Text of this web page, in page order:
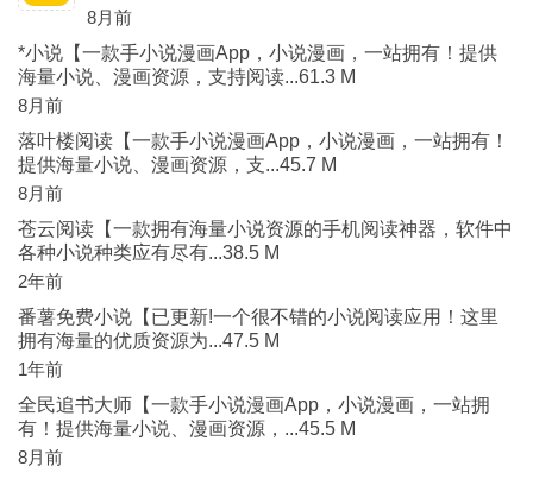
8月前
*小说【一款手小说漫画App，小说漫画，一站拥有！提供
海量小说、漫画资源，支持阅读...61.3 M
8月前
落叶楼阅读【一款手小说漫画App，小说漫画，一站拥有！
提供海量小说、漫画资源，支...45.7 M
8月前
苍云阅读【一款拥有海量小说资源的手机阅读神器，软件中
各种小说种类应有尽有...38.5 M
2年前
番薯免费小说【已更新!一个很不错的小说阅读应用！这里
拥有海量的优质资源为...47.5 M
1年前
全民追书大师【一款手小说漫画App，小说漫画，一站拥
有！提供海量小说、漫画资源，...45.5 M
8月前